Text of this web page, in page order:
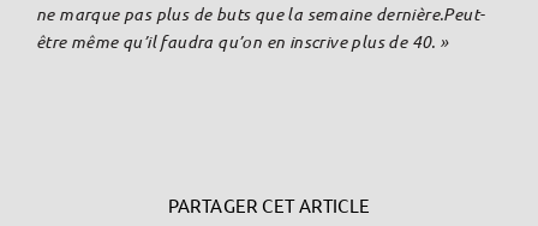
ne marque pas plus de buts que la semaine dernière.Peut-
être même qu’il faudra qu’on en inscrive plus de 40. »
PARTAGER CET ARTICLE